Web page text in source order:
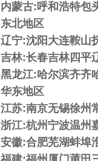
内蒙古:呼和浩特包
东北地区
辽宁:沈阳大连鞍山
吉林:长春吉林四平
黑龙江:哈尔滨齐齐
华东地区
江苏:南京无锡徐州
浙江:杭州宁波温州
安徽:合肥芜湖蚌埠